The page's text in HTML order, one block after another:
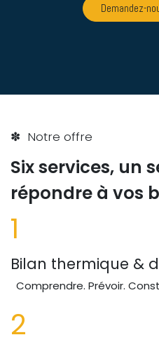
Demandez-
✽ Notre offre
Six services, un
répondre à vos
1
Bilan thermique &
Comprendre. Prévoir.
2